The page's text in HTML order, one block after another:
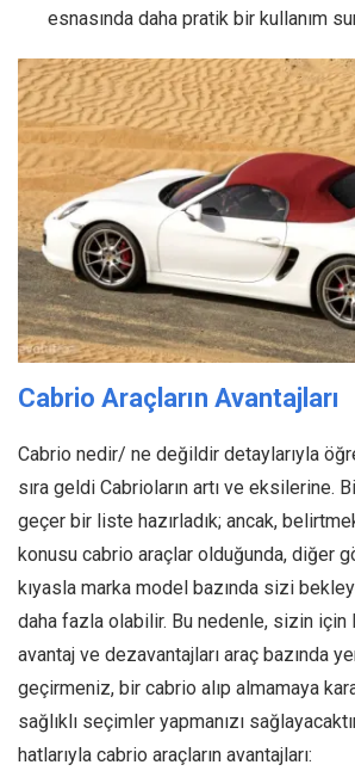
esnasında daha pratik bir kullanım
Cabrio Araçların Avantajları
Cabrio nedir/ ne değildir detaylarıyla
sıra geldi Cabrioların artı ve eksilerine.
geçer bir liste hazırladık; ancak,
konusu cabrio araçlar olduğunda, diğer
kıyasla marka model bazında sizi
daha fazla olabilir. Bu nedenle, sizin
avantaj ve dezavantajları araç bazında
geçirmeniz, bir cabrio alıp almamaya
sağlıklı seçimler yapmanızı
hatlarıyla cabrio araçların avantajları: